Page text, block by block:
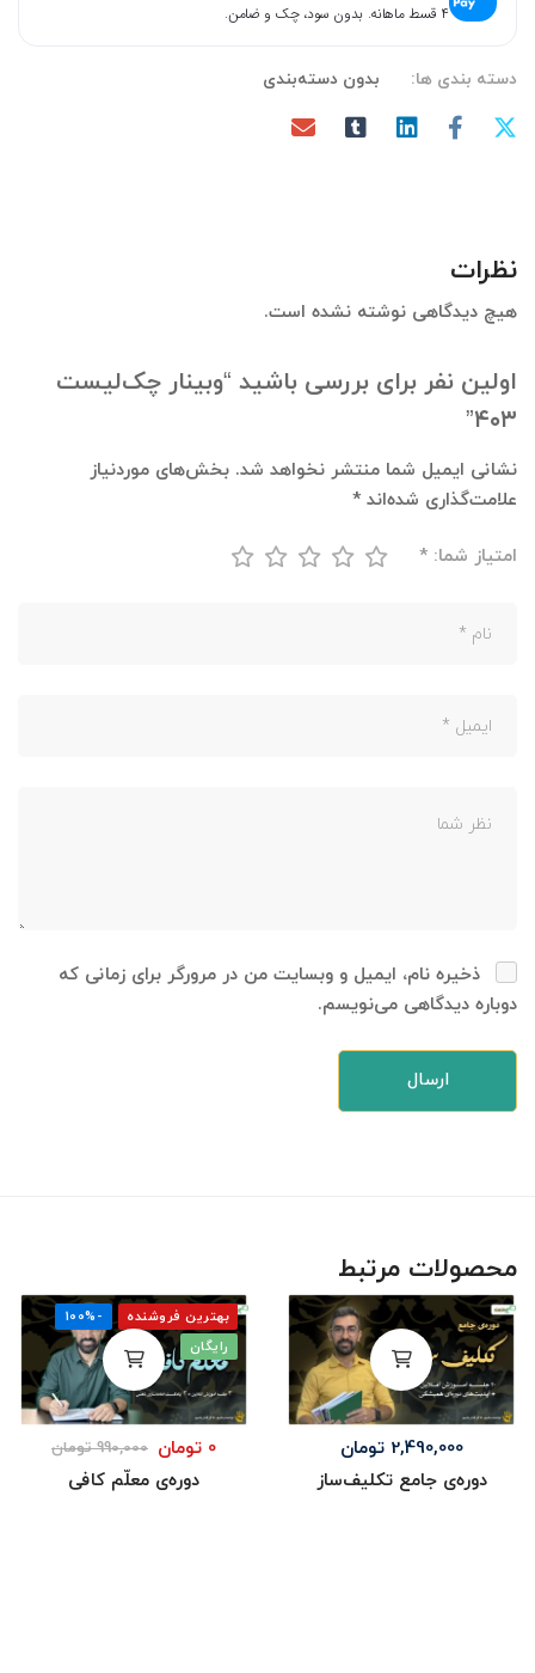
۴ قسط ماهانه. بدون سود، چک و ضامن.
دسته بندی ها: بدون دسته‌بندی
نظرات
هیچ دیدگاهی نوشته نشده است.
اولین نفر برای بررسی باشید “وبینار چک‌لیست
۴۰۳”
نشانی ایمیل شما منتشر نخواهد شد. بخش‌های موردنیاز
علامت‌گذاری شده‌اند *
امتیاز شما: *
ذخیره نام، ایمیل و وبسایت من در مرورگر برای زمانی که
دوباره دیدگاهی می‌نویسم.
محصولات مرتبط
2,490,000 تومان
دوره‌ی جامع تکلیف‌ساز
بهترین فروشنده
-100%
رایگان
0 تومان 990,000 تومان
دوره‌ی معلّم کافی